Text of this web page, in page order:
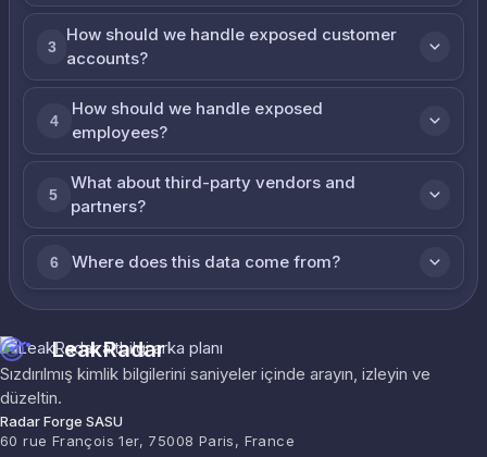
3
How should we handle exposed customer
accounts?
4
How should we handle exposed
employees?
5
What about third-party vendors and
partners?
6 Where does this data come from?
LeakRadar
Sızdırılmış kimlik bilgilerini saniyeler içinde arayın, izleyin ve
düzeltin.
Radar Forge SASU
60 rue François 1er, 75008 Paris, France